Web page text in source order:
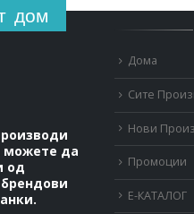
дом
можете да
од
Дома
Сите
Нови
Промоции
Е-КАТАЛОГ